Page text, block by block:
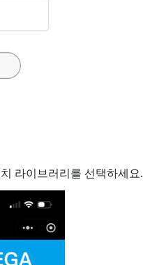
라이브러리를 선택하세요.